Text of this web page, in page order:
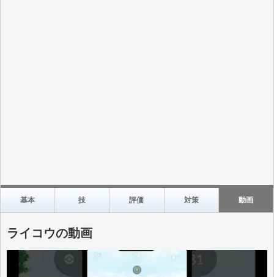
基本 技 評価 対策 動画
ライコウの動画